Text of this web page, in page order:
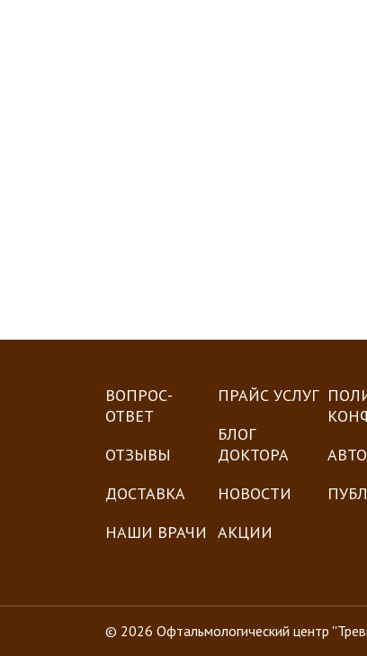
ВОПРОС-
ОТВЕТ
ОТЗЫВЫ
ДОСТАВКА
НАШИ ВРАЧИ
ПРАЙС УСЛУГ
БЛОГ
ДОКТОРА
НОВОСТИ
АКЦИИ
© 2026 Офтальмологический центр